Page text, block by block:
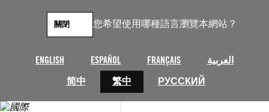
您希望使用哪種語言瀏覽本網站？
ENGLISH ESPAÑOL FRANÇAIS
العربية
简中
繁中 РУССКИЙ
關閉